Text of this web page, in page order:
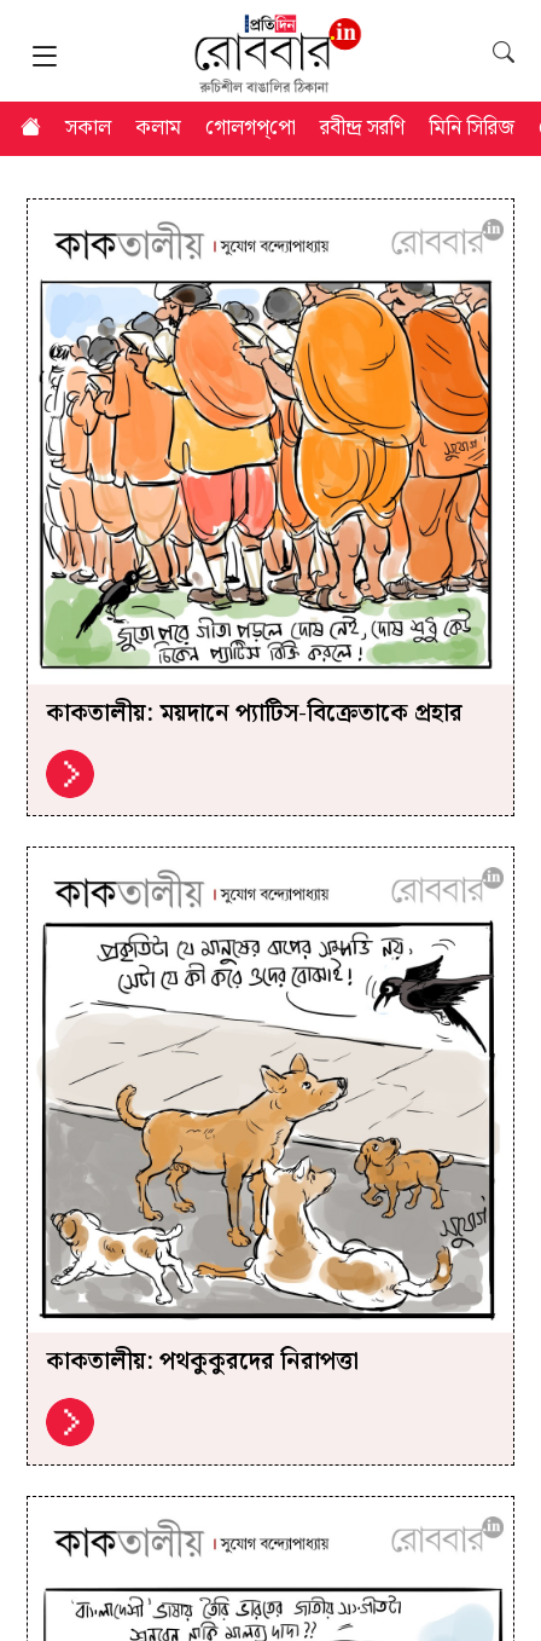
সকাল কলাম গোলগপ্‌পো রবীন্দ্র সরণি মিনি সিরিজ
কাকতালীয়: ময়দানে প্যাটিস-বিক্রেতাকে প্রহার
কাকতালীয়: পথকুকুরদের নিরাপত্তা